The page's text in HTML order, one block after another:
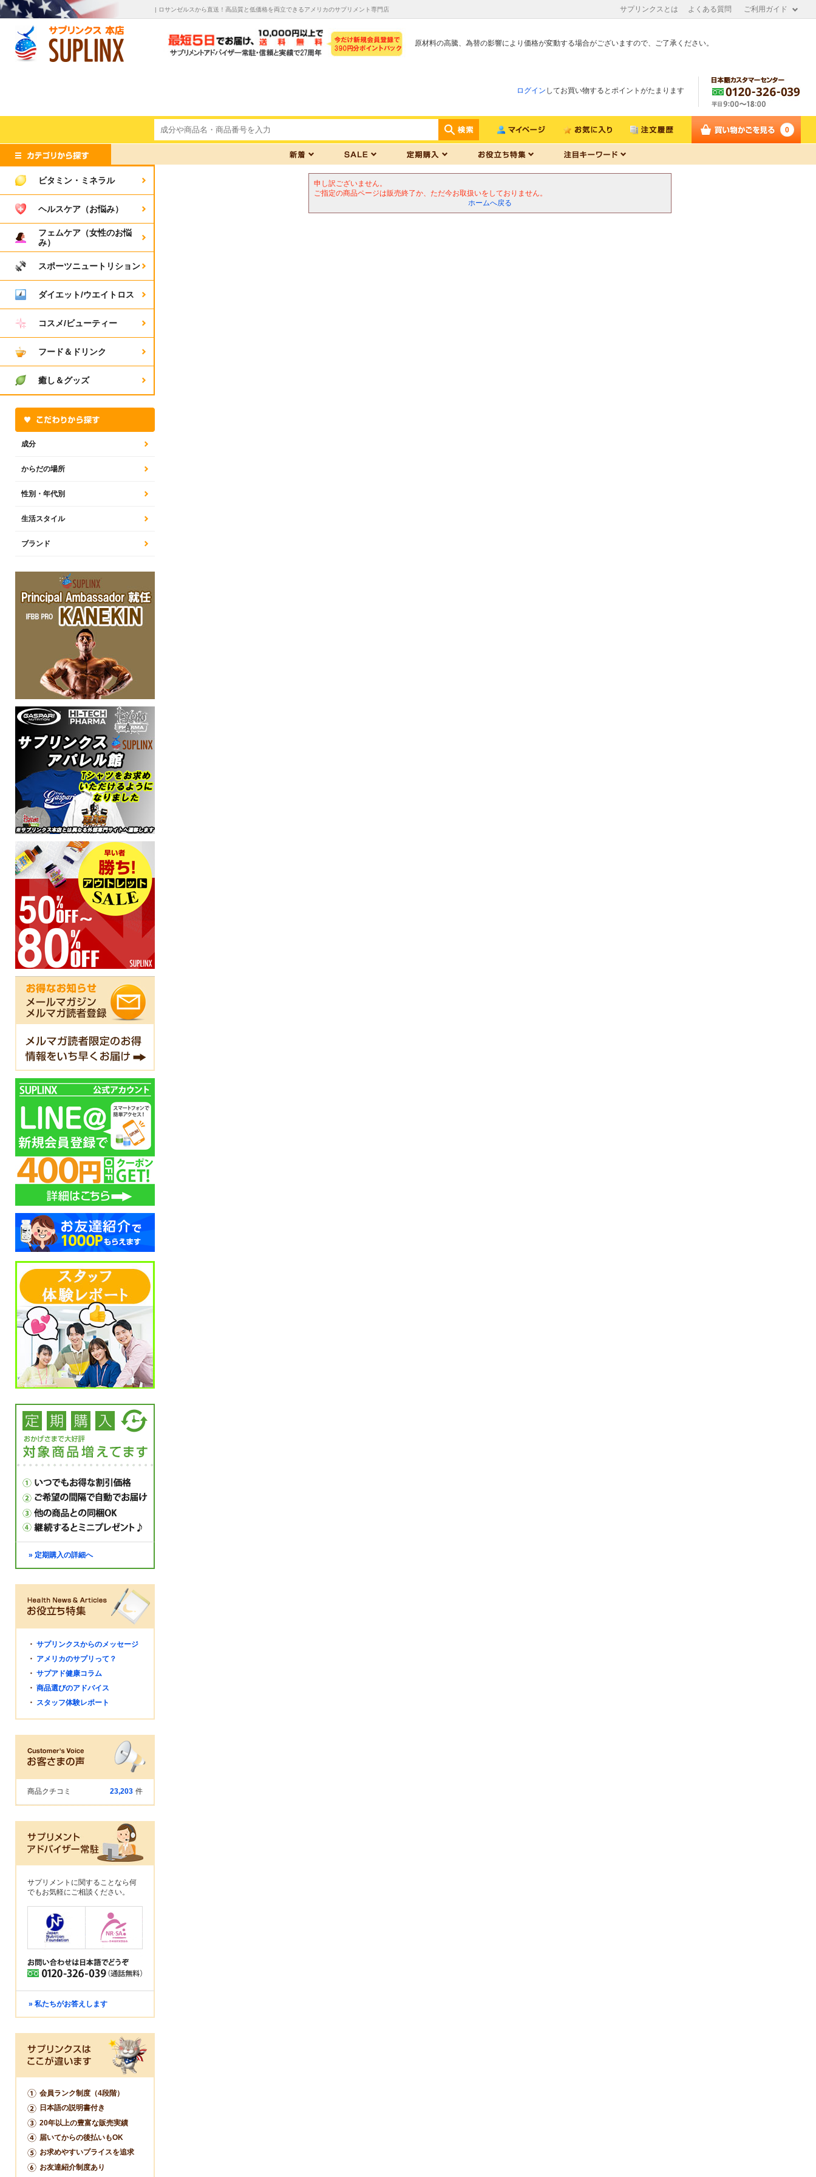
| ロサンゼルスから直送！高品質と低価格を両立できるアメリカのサプリメント専門店 サプリンクスとは よくある質問 ご利用ガイド
原材料の高騰、為替の影響により価格が変動する場合がございますので、ご了承ください。
ログイン してお買い物するとポイントがたまります
0
申し訳ございません。
ご指定の商品ページは販売終了か、ただ今お取扱いをしておりません。
ホームへ戻る
ビタミン・ミネラル
ヘルスケア（お悩み）
フェムケア（女性のお悩
み）
スポーツニュートリション
ダイエット/ウエイトロス
コスメ/ビューティー
フード＆ドリンク
癒し＆グッズ
成分
からだの場所
性別・年代別
生活スタイル
ブランド
» 定期購入の詳細へ
・ サプリンクスからのメッセージ
・ アメリカのサプリって？
・ サプアド健康コラム
・ 商品選びのアドバイス
・ スタッフ体験レポート
商品クチコミ 23,203 件
サプリメントに関することなら何
でもお気軽にご相談ください。
» 私たちがお答えします
会員ランク制度（4段階）
日本語の説明書付き
20年以上の豊富な販売実績
届いてからの後払いもOK
お求めやすいプライスを追求
お友達紹介制度あり